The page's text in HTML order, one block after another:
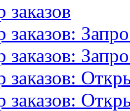
заказов
заказов:
заказов:
заказов:
заказов: